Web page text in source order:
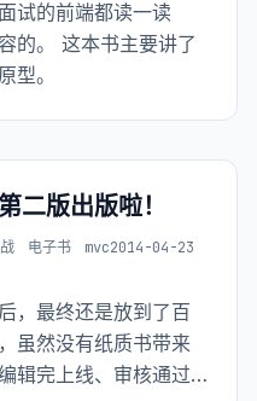
试的前端都读一读
的。 这本书主要讲了
型。
二版出版啦！
电子书 mvc2014-04-23
，最终还是放到了百
虽然没有纸质书带来
辑完上线、审核通过